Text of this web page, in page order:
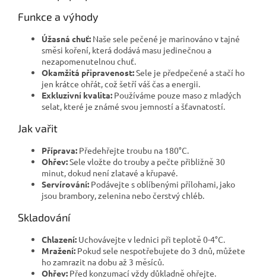
Funkce a výhody
Úžasná chuť: Naše sele pečené je marinováno v tajné
směsi koření, která dodává masu jedinečnou a
nezapomenutelnou chuť.
Okamžitá připravenost:Sele je předpečené a stačí ho
jen krátce ohřát, což šetří váš čas a energii.
Exkluzivní kvalita: Používáme pouze maso z mladých
selat, které je známé svou jemností a šťavnatostí.
Jak vařit
Příprava: Předehřejte troubu na 180°C.
Ohřev:Sele vložte do trouby a pečte přibližně 30
minut, dokud není zlatavé a křupavé.
Servírování: Podávejte s oblíbenými přílohami, jako
jsou brambory, zelenina nebo čerstvý chléb.
Skladování
Chlazení: Uchovávejte v lednici při teplotě 0-4°C.
Mražení: Pokud sele nespotřebujete do 3 dnů, můžete
ho zamrazit na dobu až 3 měsíců.
Ohřev: Před konzumací vždy důkladně ohřejte.